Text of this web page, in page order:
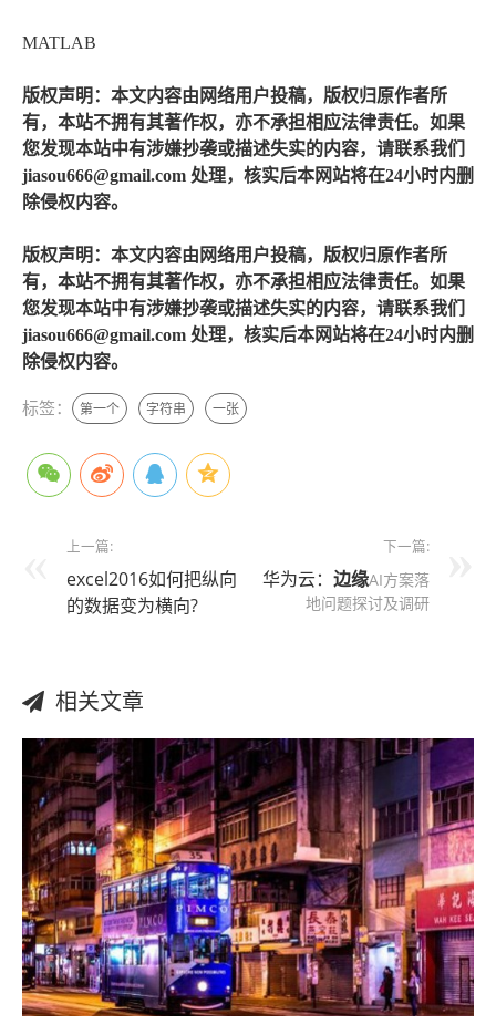
MATLAB
版权声明：本文内容由网络用户投稿，版权归原作者所
有，本站不拥有其著作权，亦不承担相应法律责任。如果
您发现本站中有涉嫌抄袭或描述失实的内容，请联系我们
jiasou666@gmail.com 处理，核实后本网站将在24小时内删
除侵权内容。
版权声明：本文内容由网络用户投稿，版权归原作者所
有，本站不拥有其著作权，亦不承担相应法律责任。如果
您发现本站中有涉嫌抄袭或描述失实的内容，请联系我们
jiasou666@gmail.com 处理，核实后本网站将在24小时内删
除侵权内容。
标签： 第一个 字符串 一张
上一篇:
excel2016如何把纵向
的数据变为横向?
下一篇:
华为云： 边缘AI方案落
地问题探讨及调研
相关文章